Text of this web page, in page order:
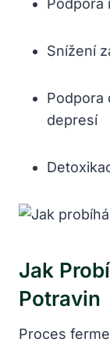
Snížení
Podpora
depresí
Jak
Potravin
Proces